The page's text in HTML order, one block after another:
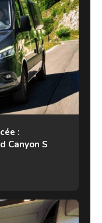
:
Canyon S